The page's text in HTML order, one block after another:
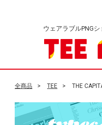
ウェアラブルPNG
全商品 TEE THE